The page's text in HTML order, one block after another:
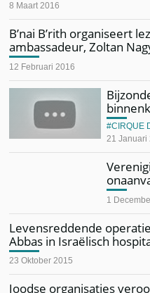
8 Maart 2016
B’nai B’rith organiseert
ambassadeur, Zoltan
12 Februari 2016
21 Januari
CIRQUE
1
Levensreddende
Abbas in Israëlisch
23 Oktober 2015
Joodse organisaties